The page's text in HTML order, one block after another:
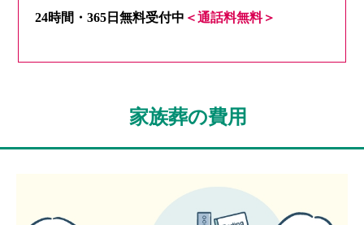
24時間・365日無料受付中 ＜通話料無料＞
家族葬の費用